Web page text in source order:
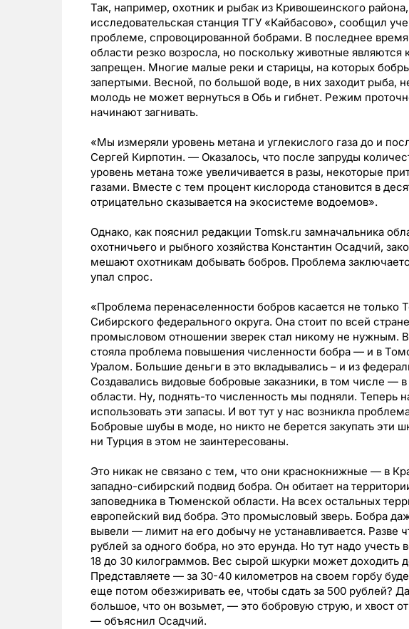
Так, например, охотник и рыбак из Кривошеинского
исследовательская станция ТГУ «Кайбасово», сообщил
проблеме, спровоцированной бобрами. В последнее
области резко возросла, но поскольку животные
запрещен. Многие малые реки и старицы, на которых
запертыми. Весной, по большой воде, в них заходит рыба,
молодь не может вернуться в Обь и гибнет. Режим
начинают загнивать.
«Мы измеряли уровень метана и углекислого газа до и
Сергей Кирпотин. — Оказалось, что после запруды
уровень метана тоже увеличивается в разы, некоторые
газами. Вместе с тем процент кислорода становится в
отрицательно сказывается на экосистеме водоемов».
Однако, как пояснил редакции Tomsk.ru замначальника
охотничьего и рыбного хозяйства Константин Осадчий,
мешают охотникам добывать бобров. Проблема
упал спрос.
«Проблема перенаселенности бобров касается не только
Сибирского федерального округа. Она стоит по всей
промысловом отношении зверек стал никому не нужным. В
стояла проблема повышения численности бобра — и в
Уралом. Большие деньги в это вкладывались – и из
Создавались видовые бобровые заказники, в том числе —
области. Ну, поднять-то численность мы подняли. Теперь
использовать эти запасы. И вот тут у нас возникла
Бобровые шубы в моде, но никто не берется закупать эти
ни Турция в этом не заинтересованы.
Это никак не связано с тем, что они краснокнижные — в
западно-сибирский подвид бобра. Он обитает на
заповедника в Тюменской области. На всех остальных
европейский вид бобра. Это промысловый зверь. Бобра
вывели — лимит на его добычу не устанавливается. Разве
рублей за одного бобра, но это ерунда. Но тут надо
18 до 30 килограммов. Вес сырой шкурки может доходить
Представляете — за 30-40 километров на своем горбу
еще потом обезжиривать ее, чтобы сдать за 500 рублей?
большое, что он возьмет, — это бобровую струю, и хвост
— объяснил Осадчий.